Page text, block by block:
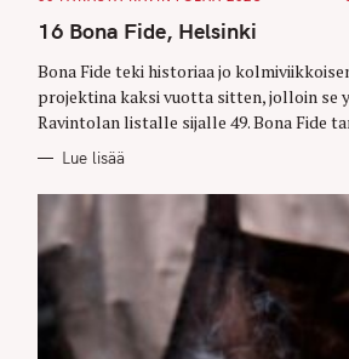
T
E
O
R
I
E
S
16 Bona Fide, Helsinki
Bona Fide teki historiaa jo
projektina kaksi vuotta sitten, jolloin se
Ravintolan listalle sijalle 49. Bona Fide
Lue lisää